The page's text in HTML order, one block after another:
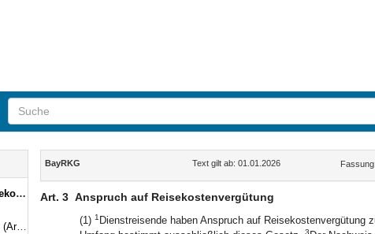
F (Art. 1–29)
Inhalt
BayRKG Text gilt ab: 01.01.2026
Art. 3 Anspruch auf Reisekostenvergütung
(1) 1 Dienstreisende haben Anspruch auf Reisekostenvergütung
3